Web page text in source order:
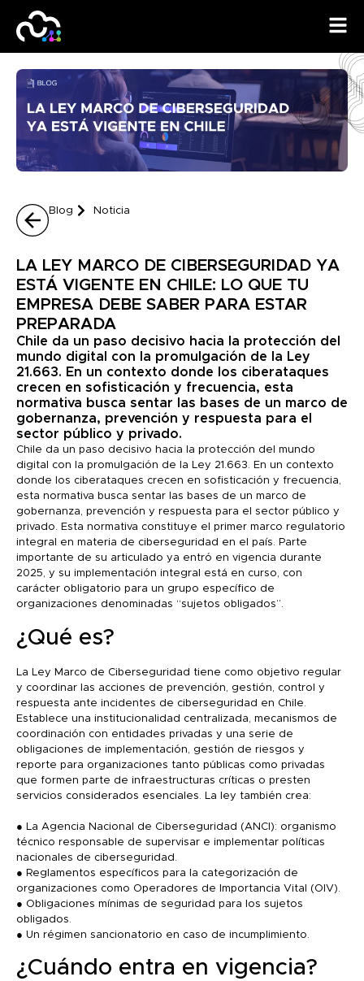
Blog Noticia
LA LEY MARCO DE CIBERSEGURIDAD YA
ESTÁ VIGENTE EN CHILE: LO QUE TU
EMPRESA DEBE SABER PARA ESTAR
PREPARADA
Chile da un paso decisivo hacia la protección del
mundo digital con la promulgación de la Ley
21.663. En un contexto donde los ciberataques
crecen en sofisticación y frecuencia, esta
normativa busca sentar las bases de un marco de
gobernanza, prevención y respuesta para el
sector público y privado.
Chile da un paso decisivo hacia la protección del mundo
digital con la promulgación de la Ley 21.663. En un contexto
donde los ciberataques crecen en sofisticación y frecuencia,
esta normativa busca sentar las bases de un marco de
gobernanza, prevención y respuesta para el sector público y
privado. Esta normativa constituye el primer marco regulatorio
integral en materia de ciberseguridad en el país. Parte
importante de su articulado ya entró en vigencia durante
2025, y su implementación integral está en curso, con
carácter obligatorio para un grupo específico de
organizaciones denominadas “sujetos obligados”.
¿Qué es?
La Ley Marco de Ciberseguridad tiene como objetivo regular
y coordinar las acciones de prevención, gestión, control y
respuesta ante incidentes de ciberseguridad en Chile.
Establece una institucionalidad centralizada, mecanismos de
coordinación con entidades privadas y una serie de
obligaciones de implementación, gestión de riesgos y
reporte para organizaciones tanto públicas como privadas
que formen parte de infraestructuras críticas o presten
servicios considerados esenciales. La ley también crea:
● La Agencia Nacional de Ciberseguridad (ANCI): organismo
técnico responsable de supervisar e implementar políticas
nacionales de ciberseguridad.
● Reglamentos específicos para la categorización de
organizaciones como Operadores de Importancia Vital (OIV).
● Obligaciones mínimas de seguridad para los sujetos
obligados.
● Un régimen sancionatorio en caso de incumplimiento.
¿Cuándo entra en vigencia?